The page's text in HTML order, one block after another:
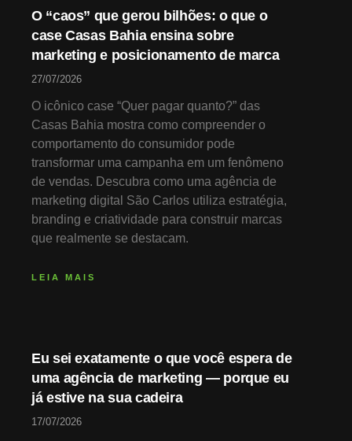
O “caos” que gerou bilhões: o que o
case Casas Bahia ensina sobre
marketing e posicionamento de marca
27/07/2026
O icônico case “Quer pagar quanto?” das
Casas Bahia mostra como compreender o
comportamento do consumidor pode
transformar uma campanha em um fenômeno
de vendas. Descubra como uma agência de
marketing digital São Carlos utiliza estratégia,
branding e criatividade para construir marcas
que realmente se destacam.
LEIA MAIS
Eu sei exatamente o que você espera de
uma agência de marketing — porque eu
já estive na sua cadeira
17/07/2026